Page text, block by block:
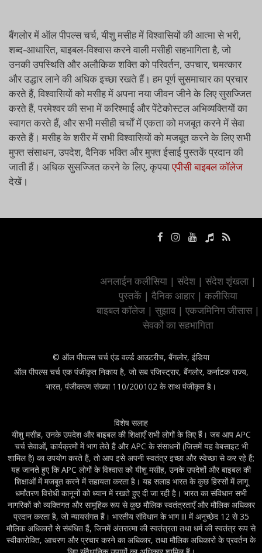
बैंगलोर में ऑल पीपल्स चर्च, यीशु मसीह में विश्वासियों की आत्मा से भरी,
शब्द-आधारित, बाइबल-विश्वास करने वाली मसीही सहभागिता है, जो
उनकी उपस्थिति और अलौकिक शक्ति को परिवर्तन, उपचार, चमत्कार
और उद्धार लाने की अधिक इच्छा रखते हैं। हम पूर्ण सुसमाचार का प्रचार
करते हैं, विश्वासियों को मसीह में अपना नया जीवन जीने के लिए सुसज्जित
करते हैं, परमेश्वर की सभा में करिश्माई और पेंटेकोस्टल अभिव्यक्तियों का
स्वागत करते हैं, और सभी मसीही चर्चों में एकता को मजबूत करने में सेवा
करते हैं। मसीह के शरीर में सभी विश्वासियों को मजबूत करने के लिए सभी
मुफ्त संसाधन, उपदेश, दैनिक भक्ति और मुफ्त ईसाई पुस्तकें प्रदान की
जाती हैं। अधिक सुसज्जित करने के लिए, कृपयाएपीसी बाइबल कॉलेज
देखें।
अनलाईन कलीसिया | संदेश | संदेश शृंखला |
पुस्तकें | दैनिक आहार | कलीसिया
बाइबल कॉलेज | सुझाव | एकजमिनिग जीसास |
सेवकों का सहभागिता
© ऑल पीपल्स चर्च एंड वर्ल्ड आउटरीच, बैंगलोर, इंडिया
ऑल पीपल्स चर्च एक पंजीकृत निकाय है, जो सब रजिस्ट्रार, बैंगलोर, कर्नाटक राज्य,
भारत, पंजीकरण संख्या 110/200102 के साथ पंजीकृत है।
विशेष सलाह
यीशु मसीह, उनके उपदेश और बाइबल की शिक्षाएँ सभी लोगों के लिए हैं। जब आप APC
चर्च सेवाओं, कार्यक्रमों में भाग लेते हैं और APC के संसाधनों (जिसमें यह वेबसाइट भी
शामिल है) का उपयोग करते हैं, तो आप इसे अपनी स्वतंत्र इच्छा और स्वेच्छा से कर रहे हैं;
यह जानते हुए कि APC लोगों के विश्वास को यीशु मसीह, उनके उपदेशों और बाइबल की
शिक्षाओं में मजबूत करने में सहायता करता है। यह सलाह भारत के कुछ हिस्सों में लागू
धर्मांतरण विरोधी कानूनों को ध्यान में रखते हुए दी जा रही है। भारत का संविधान सभी
नागरिकों को व्यक्तिगत और सामूहिक रूप से कुछ मौलिक स्वतंत्रताएँ और मौलिक अधिकार
प्रदान करता है, जो न्यायसंगत हैं। भारतीय संविधान के भाग III में अनुच्छेद 12 से 35
मौलिक अधिकारों से संबंधित हैं, जिनमें अंतरात्मा की स्वतंत्रता तथा धर्म की स्वतंत्र रूप से
स्वीकारोक्ति, आचरण और प्रचार करने का अधिकार, तथा मौलिक अधिकारों के प्रवर्तन के